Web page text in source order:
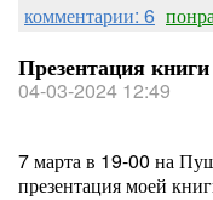
комментарии: 6
Презентация книги
04-03-2024 12:49
7 марта в 19-00 на
презентация моей